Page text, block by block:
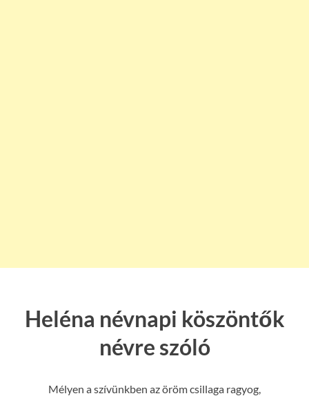
Heléna névnapi köszöntők
névre szóló
Mélyen a szívünkben az öröm csillaga ragyog,